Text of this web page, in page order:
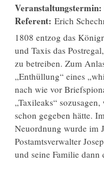
Veranstaltungstermin:
Referent: Erich
1808 entzog das
und Taxis das
zu betreiben. Zum
„Enthüllung“ eines
nach wie vor
„Taxileaks“
schon gegeben hätte.
Neuordnung wurde im
Postamtsverwalter
und seine Familie dann